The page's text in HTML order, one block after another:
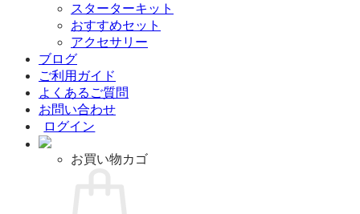
スターターキット
おすすめセット
アクセサリー
ブログ
ご利用ガイド
よくあるご質問
お問い合わせ
ログイン
お買い物カゴ